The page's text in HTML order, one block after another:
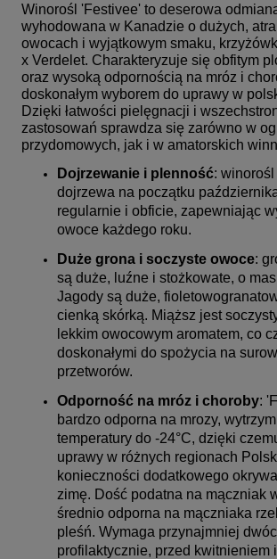
Winorośl 'Festivee' to deserowa
wyhodowana w Kanadzie o dużych,
owocach i wyjątkowym smaku,
x Verdelet. Charakteryzuje się obfitym
oraz wysoką odpornością na mróz i
doskonałym wyborem do uprawy w
Dzięki łatwości pielęgnacji i
zastosowań sprawdza się zarówno w
przydomowych, jak i w amatorskich
Dojrzewanie i plenność:
dojrzewa na początku
regularnie i obficie, zapewniając
owoce każdego roku.
Duże grona i soczyste owoce:
są duże, luźne i stożkowate, o
Jagody są duże,
cienką skórką. Miąższ jest
lekkim owocowym aromatem, co
doskonałymi do spożycia na
przetworów.
Odporność na mróz i choroby:
bardzo odporna na mrozy,
temperatury do -24°C, dzięki
uprawy w różnych regionach
konieczności dodatkowego
zimę. Dość podatna na mączniak
średnio odporna na mączniaka
pleśń. Wymaga przynajmniej
profilaktycznie, przed kwitnieniem